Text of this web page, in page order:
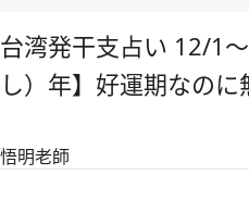
台湾発干支占い 12/1
し）年】好運期なの
悟明老師